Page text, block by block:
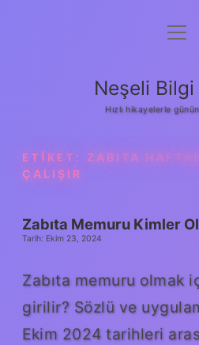
Anasayfa
Yasal
Neşeli Bilgi
Hızlı hikayelerle
ETIKET:
ZABITA
ÇALIŞIR
Zabıta Memuru Kimler
Tarih: Ekim 23, 2024
Zabıta memuru olmak
girilir? Sözlü ve
Ekim 2024 tarihleri